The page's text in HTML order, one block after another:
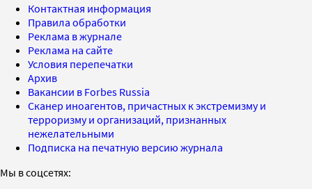
Контактная информация
Правила обработки
Реклама в журнале
Реклама на сайте
Условия перепечатки
Архив
Вакансии в Forbes Russia
Сканер иноагентов, причастных к экстремизму и
терроризму и организаций, признанных
нежелательными
Подписка на печатную версию журнала
Мы в соцсетях: